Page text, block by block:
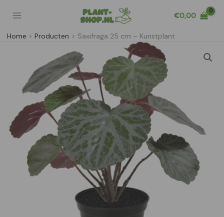
naar
inhoud
€0,00
Home Producten Saxifraga 25 cm – Kunstplant